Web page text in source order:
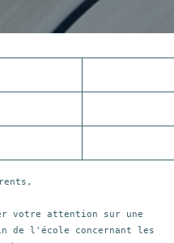
votre attention sur une
de l'école concernant les